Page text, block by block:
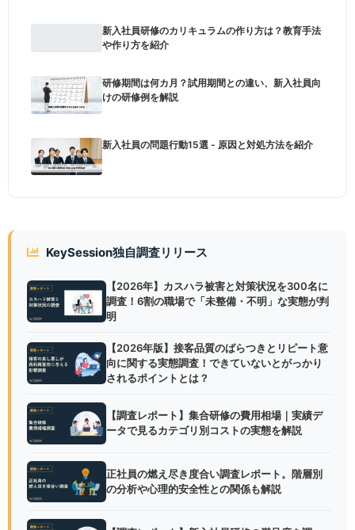
新入社員研修のカリキュラムの作り方は？教育手法
や作り方を紹介
研修期間は何カ月？試用期間との違い、新入社員向
けの研修例を解説
新入社員の問題行動15選 - 原因と対処方法を紹介
KeySession独自調査リリース
【2026年】カスハラ被害と対策状況を300名に
調査！6割の職場で「未整備・不明」な実態が判
明
【2026年版】接客品質のばらつきとリピート意
向に関する実態調査！できていないとがっかり
されるポイントとは？
【調査レポート】集合研修の費用相場｜実績デ
ータで見るカテゴリ別コストの実態を解説
正社員の燃え尽き度合い調査レポート。階層別
の分析や心理的安全性との関係も解説